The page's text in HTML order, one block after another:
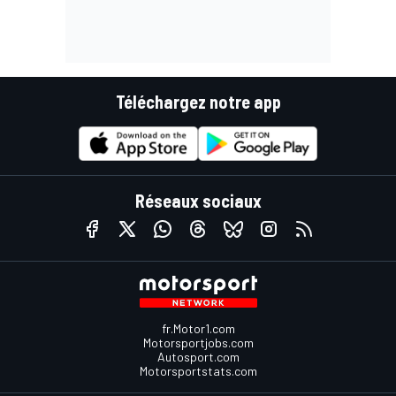
Téléchargez notre app
Réseaux sociaux
fr.Motor1.com
Motorsportjobs.com
Autosport.com
Motorsportstats.com